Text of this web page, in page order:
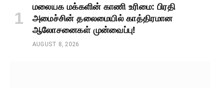
மலையக மக்களின் காணி உரிமை: பிரதி
அமைச்சின் தலைமையில் காத்திரமான
ஆலோசனைகள் முன்வைப்பு!
AUGUST 8, 2026